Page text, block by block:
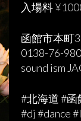
入場料
函館市本町
0138-76-
sound ism
#北海道 #函
#dj #dance